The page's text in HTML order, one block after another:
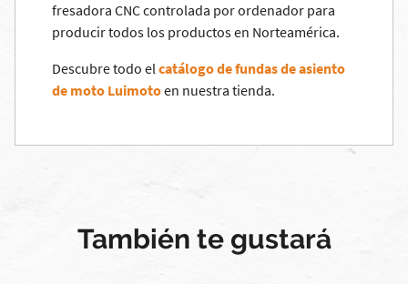
fresadora CNC controlada por ordenador para
producir todos los productos en Norteamérica.
Descubre todo elcatálogo de fundas de asiento
de moto Luimotoen nuestra tienda.
También te gustará